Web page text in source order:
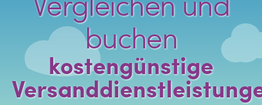
buchen
kostengünstige